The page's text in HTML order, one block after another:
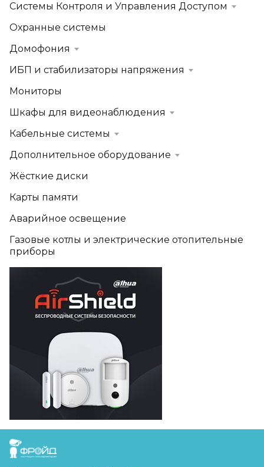
Системы Контроля и Управления Доступом
Охранные системы
Домофония
ИБП и стабилизаторы напряжения
Мониторы
Шкафы для видеонаблюдения
Кабельные системы
Дополнительное оборудование
Жёсткие диски
Карты памяти
Аварийное освещение
Газовые котлы и электрические отопительные
приборы
FreudGroup